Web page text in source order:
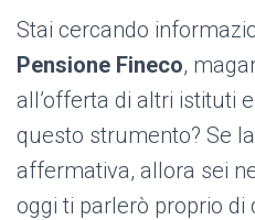
Stai cercando
Pensione Fineco,
all’offerta di altri istituti
questo strumento? Se
affermativa, allora sei
oggi ti parlerò proprio di